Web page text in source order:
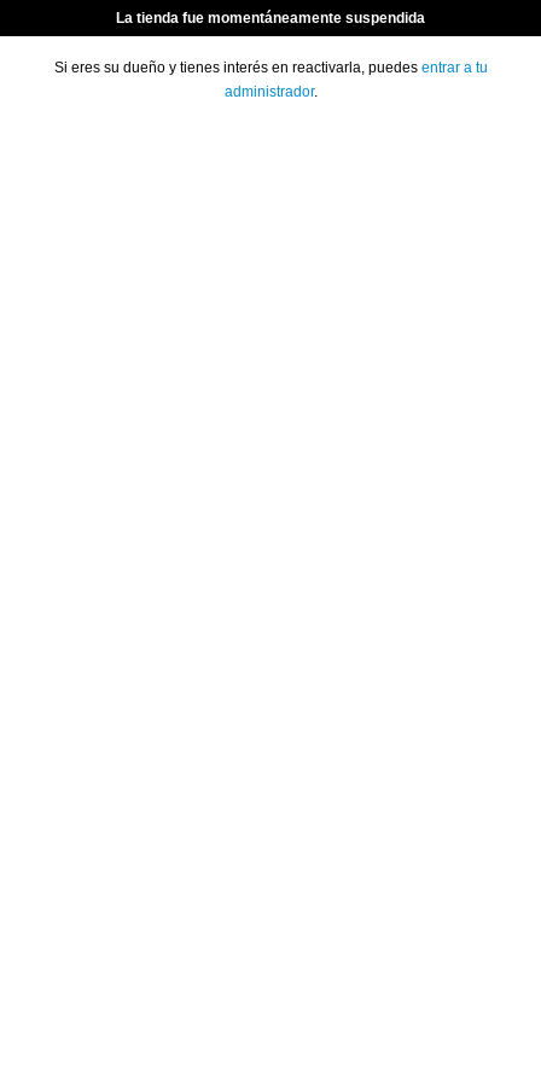
La tienda fue momentáneamente suspendida
Si eres su dueño y tienes interés en reactivarla, puedes entrar a tu
administrador.